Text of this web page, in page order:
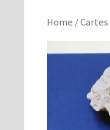
Home /Cartes